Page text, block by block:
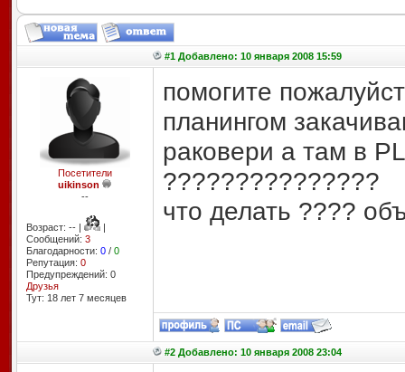
#1 Добавлено: 10 января 2008 15:59
Посетители
uikinson
--
Возраст: -- |
|
Сообщений: 3
Благодарности: 0/ 0
Репутация: 0
Предупреждений: 0
Друзья
Тут: 18 лет 7 месяцев
помогите
планингом
раковери а там в
???????????????
что делать ????
#2 Добавлено: 10 января 2008 23:04